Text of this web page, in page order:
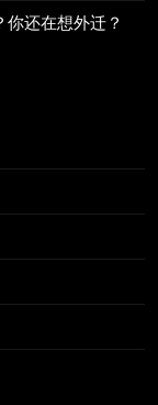
还在想外迁？